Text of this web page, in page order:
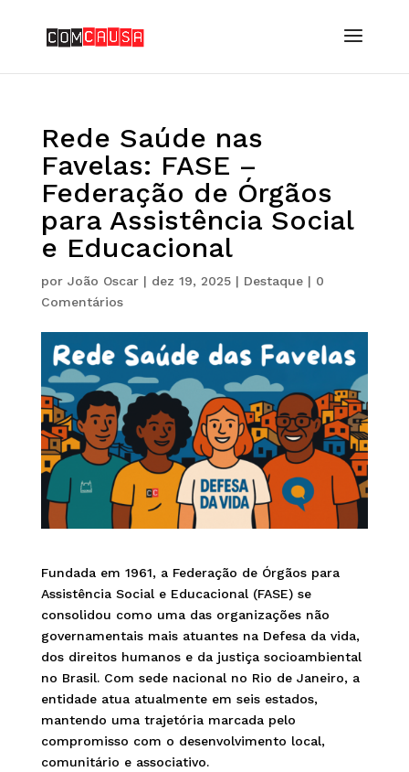
Rede Saúde nas
Favelas: FASE –
Federação de Órgãos
para Assistência Social
e Educacional
por João Oscar| dez 19, 2025| Destaque| 0
Comentários
Fundada em 1961, a Federação de Órgãos para
Assistência Social e Educacional (FASE) se
consolidou como uma das organizações não
governamentais mais atuantes na Defesa da vida,
dos direitos humanos e da justiça socioambiental
no Brasil. Com sede nacional no Rio de Janeiro, a
entidade atua atualmente em seis estados,
mantendo uma trajetória marcada pelo
compromisso com o desenvolvimento local,
comunitário e associativo.